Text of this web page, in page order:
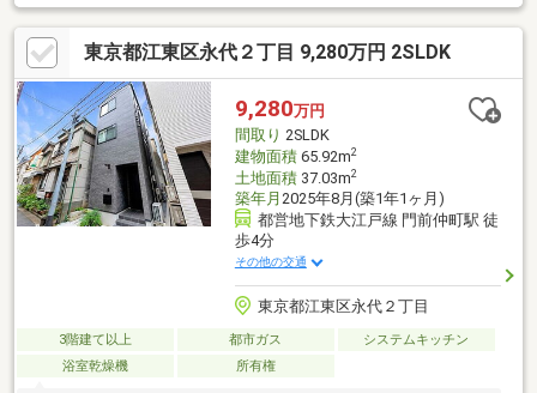
東京都江東区永代２丁目 9,280万円 2SLDK
9,280万円
間取り 2SLDK
建物面積65.92m2
土地面積37.03m2
築年月 2025年8月(築1年1ヶ月)
都営地下鉄大江戸線 門前仲町駅 徒
歩4分
その他の交通
東京都江東区永代２丁目
3階建て以上 都市ガス
システムキッチン
浴室乾燥機
所有権